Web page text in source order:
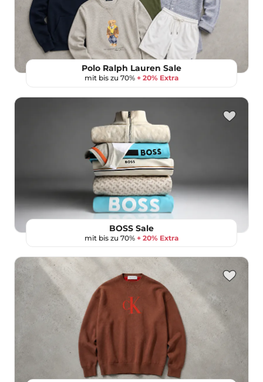
Polo Ralph Lauren Sale
mit bis zu 70% + 20% Extra
BOSS Sale
mit bis zu 70% + 20% Extra